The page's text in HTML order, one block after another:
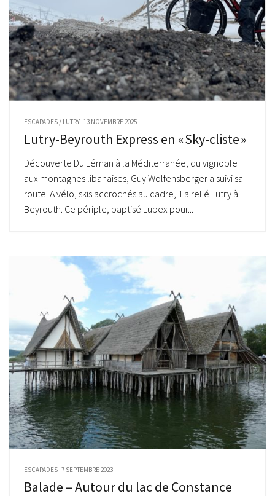
ESCAPADES / LUTRY 13 NOVEMBRE 2025
Lutry-Beyrouth Express en « Sky-cliste »
Découverte Du Léman à la Méditerranée, du vignoble
aux montagnes libanaises, Guy Wolfensberger a suivi sa
route. A vélo, skis accrochés au cadre, il a relié Lutry à
Beyrouth. Ce périple, baptisé Lubex pour...
ESCAPADES 7 SEPTEMBRE 2023
Balade – Autour du lac de Constance